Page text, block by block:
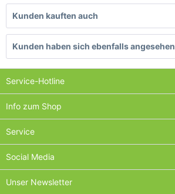
Kunden kauften auch
Kunden haben sich ebenfalls angesehen
Service-Hotline
Info zum Shop
Service
Social Media
Unser Newsletter